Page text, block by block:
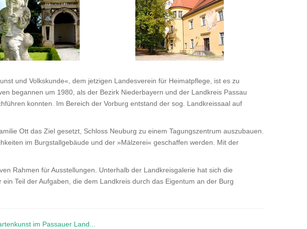
und Volkskunde«, dem jetzigen Landesverein für Heimatpflege, ist es zu
begannen um 1980, als der Bezirk Niederbayern und der Landkreis Passau
konnten. Im Bereich der Vorburg entstand der sog. Landkreissaal auf
Ott das Ziel gesetzt, Schloss Neuburg zu einem Tagungszentrum auszubauen.
im Burgstallgebäude und der »Mälzerei« geschaffen werden. Mit der
Rahmen für Ausstellungen. Unterhalb der Landkreisgalerie hat sich die
Teil der Aufgaben, die dem Landkreis durch das Eigentum an der Burg
im Passauer Land...